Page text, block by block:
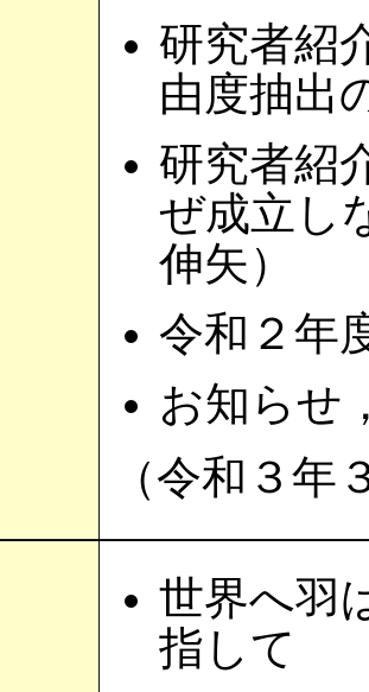
研究者紹
由度抽
研究者紹
ぜ成立
伸矢）
令和２年
お知らせ
（令和３
世界へ羽
指して